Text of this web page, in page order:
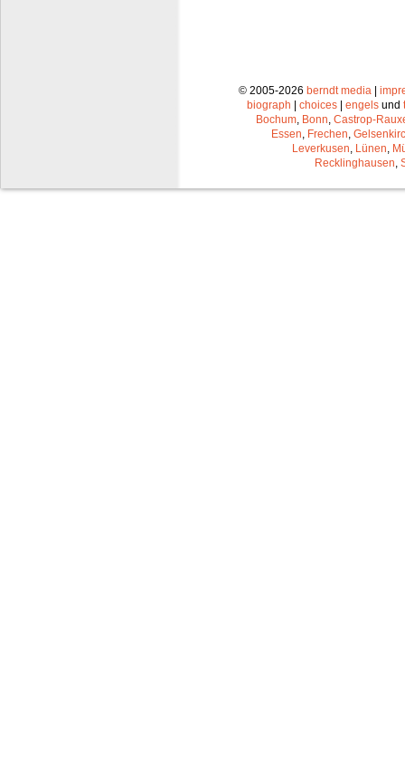
© 2005-2026 berndt media |
biograph | choices | engels und
Bochum Bonn Castrop-
Essen Frechen
Leverkusen Lünen
Recklinghausen